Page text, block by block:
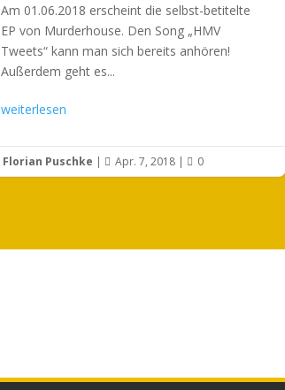
Am 01.06.2018 erscheint die selbst-betitelte
EP von Murderhouse. Den Song „HMV
Tweets“ kann man sich bereits anhören!
Außerdem geht es...
weiterlesen
Florian Puschke |  Apr. 7, 2018 |  0